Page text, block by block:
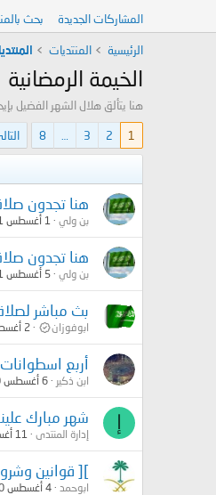
المشاركات الجديدة بحث
الرئيسية المنتديات
الخيمة الرمضانية
هنا يتألق هلال الشهر الفضيل
1
2
3
8
هنا تجدون صلاة
بن ولي 1 أغسطس 2011
هنا تجدون صلاة
بن ولي 5 أغسطس 2011
بث مباشر
ابوفوزان 2 أغسطس 2011
أربع
ابن ذكير 6 أغسطس 2010
إ شهر مبارك
إدارة المنتدى 11 أغسطس 2010
][ قوانين
ابوحمد 4 أغسطس 2010